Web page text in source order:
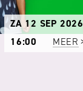
ZA 12 SEP 2026
16:00
MEER